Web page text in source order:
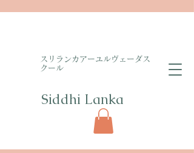
​スリランカアーユルヴェーダス
クール
Siddhi Lanka​